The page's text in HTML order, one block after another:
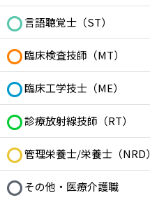
言語聴覚士（ST）
臨床検査技師（MT）
臨床工学技士（ME）
診療放射線技師（RT）
管理栄養士/栄養士（NRD）
その他・医療介護職